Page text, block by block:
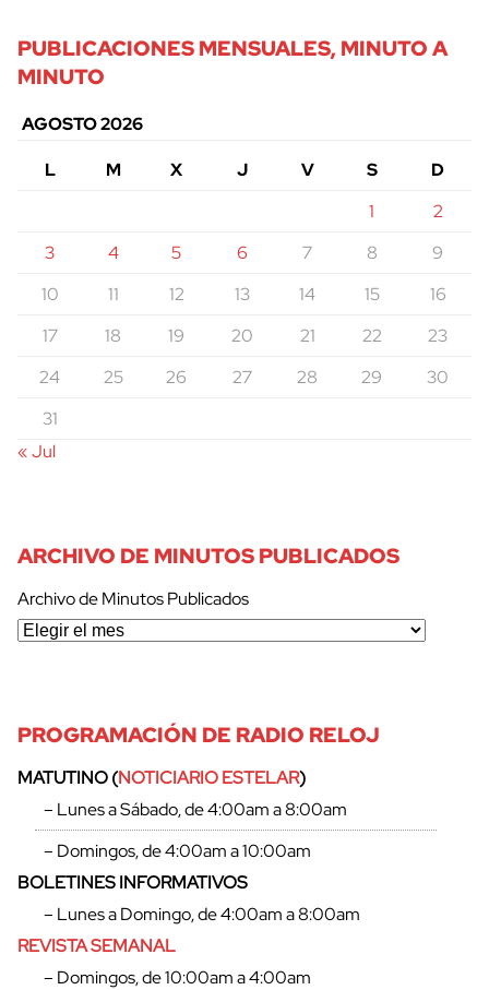
PUBLICACIONES MENSUALES, MINUTO A
MINUTO
AGOSTO 2026
L
M X J V S
D
1
2
3
4 5 6 7 8
9
10
11 12 13 14 15
16
17
18 19 20 21 22
23
24
25 26 27 28 29
30
31
« Jul
ARCHIVO DE MINUTOS PUBLICADOS
Archivo de Minutos Publicados
PROGRAMACIÓN DE RADIO RELOJ
MATUTINO (NOTICIARIO ESTELAR)
– Lunes a Sábado, de 4:00am a 8:00am
– Domingos, de 4:00am a 10:00am
BOLETINES INFORMATIVOS
– Lunes a Domingo, de 4:00am a 8:00am
REVISTA SEMANAL
– Domingos, de 10:00am a 4:00am